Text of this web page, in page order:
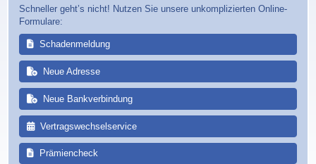
Schneller geht’s nicht! Nutzen Sie unsere unkomplizierten Online-
Formulare:
Schadenmeldung
Neue Adresse
Neue Bankverbindung
Vertragswechselservice
Prämiencheck